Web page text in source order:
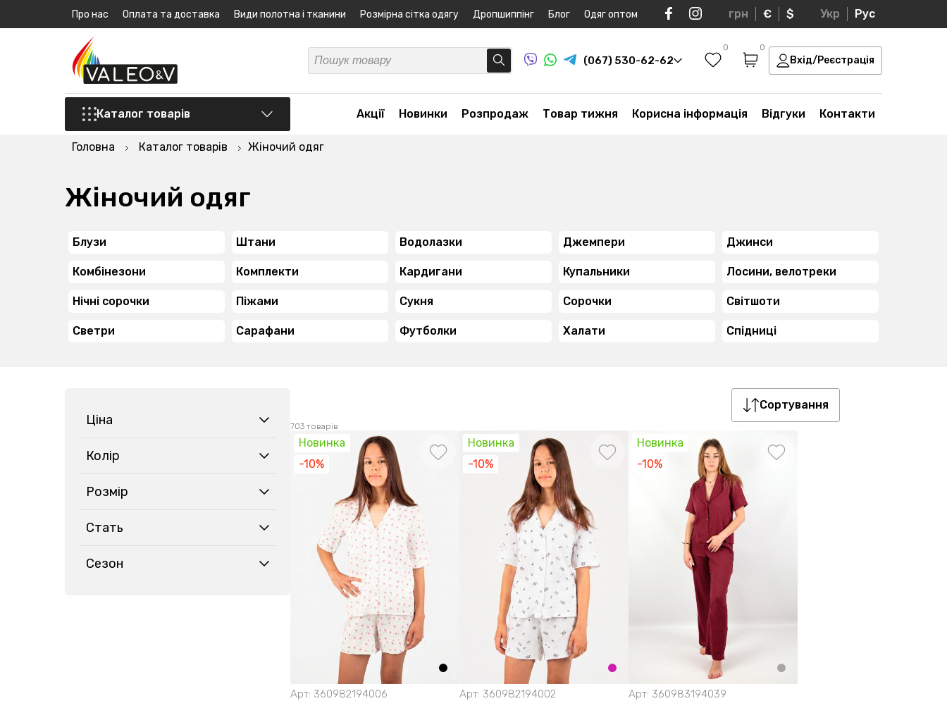
Про нас Оплата та доставка Види полотна і тканини Розмірна сітка одягу Дропшиппінг Блог Одяг оптом грн € $ Укр Рус
(067) 530-62-62
0 0
Вхід/Реєстрація
Каталог товарів Акції Новинки Розпродаж Товар тижня Корисна інформація Відгуки Контакти
Головна Каталог товарів Жіночий одяг
Жіночий одяг
Блузи Штани Водолазки Джемпери Джинси
Комбінезони Комплекти Кардигани Купальники Лосини, велотреки
Нічні сорочки Піжами Сукня Сорочки Світшоти
Светри Сарафани Футболки Халати Спідниці
Ціна
Колір
Розмір
Стать
Сезон
Сортування
703 товарів
Новинка
-10%
Арт: 360982194006
Новинка
-10%
Арт: 360982194002
Новинка
-10%
Арт: 360983194039